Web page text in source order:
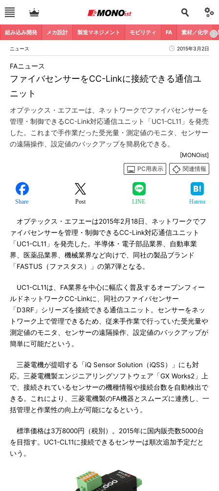
組み込み開発 メカ設計 製造マネジメント モビリティ FA 素材／化学
ニュース 2015年3月2日
ファイバセンサーをCC-Linkに接続できる通信ユ
ニット
FAニュース
オプテックス・エフエーは、ネットワークでファイバセンサーを
管理・制御できるCC-Link対応通信ユニット「UC1-CL11」を発売
した。これまで手作業だった受光量・測定値のモニタ、センサー
の遠隔操作、設定値のバックアップを簡易化できる。
[MONOist]
PC用表示
関連情報
Share Post LINE Hatena
オプテックス・エフエーは2015年2月18日、ネットワークでフ
ァイバセンサーを管理・制御できるCC-Link対応通信ユニット
「UC1-CL11」を発売した。半導体・電子部品業界、自動車業
界、医薬品業界、機械業界など向けで、同社の製品ブランド
「FASTUS（ファスタス）」の第7弾となる。
UC1-CL11は、FA業界を中心に幅広く普及するオープンフィー
ルドネットワークCC-Linkに、同社のファイバセンサー
「D3RF」シリーズを接続できる通信ユニット。センサーをネッ
トワーク上で管理できるため、従来手作業で行っていた受光量や
測定値のモニタ、センサーの遠隔操作、設定値のバックアップが
簡単に可能だという。
三菱電機が提唱する「iQ Sensor Solution（iQSS）」にも対
応。三菱電機製エンジニアリングソフトウェア「GX Works2」上
で、接続されているセンサーの機種情報や接続台数を自動検出で
きる。これにより、三菱電機製のFA機器とスムーズに連携し、一
括管理と作業性の向上が可能になるという。
標準価格は3万8000円（税別）。2015年に国内販売数5000台
を目指す。UC1-CL11に接続できるセンサーは順次追加予定だと
いう。